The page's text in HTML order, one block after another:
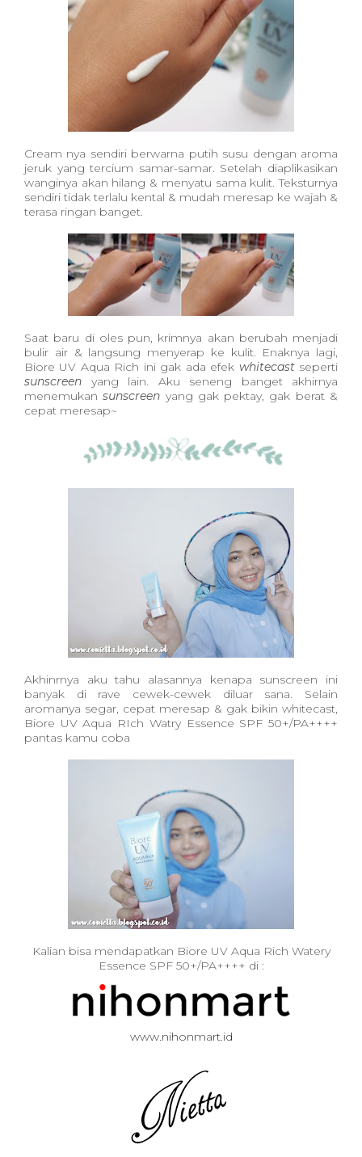
Cream nya sendiri berwarna putih susu dengan aroma
jeruk yang tercium samar-samar. Setelah diaplikasikan
wanginya akan hilang & menyatu sama kulit. Teksturnya
sendiri tidak terlalu kental & mudah meresap ke wajah &
terasa ringan banget.
Saat baru di oles pun, krimnya akan berubah menjadi
bulir air & langsung menyerap ke kulit. Enaknya lagi,
Biore UV Aqua Rich ini gak ada efek whitecast seperti
sunscreen yang lain. Aku seneng banget akhirnya
menemukansunscreen yang gak pektay, gak berat &
cepat meresap~
Akhinrnya aku tahu alasannya kenapa sunscreen ini
banyak di rave cewek-cewek diluar sana. Selain
aromanya segar, cepat meresap & gak bikin whitecast,
Biore UV Aqua RIch Watry Essence SPF 50+/PA++++
pantas kamu coba
Kalian bisa mendapatkan Biore UV Aqua Rich Watery
Essence SPF 50+/PA++++ di :
www.nihonmart.id